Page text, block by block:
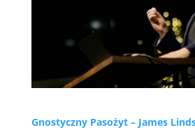
Gnostyczny Pasożyt – James